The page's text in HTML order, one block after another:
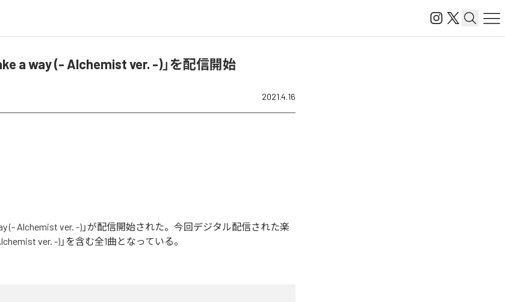
a way (- Alchemist ver. -)」を配信開始
2021.4.16
(- Alchemist ver. -)」が配信開始された。今回デジタル配信された楽
ver. -)」を含む全1曲となっている。